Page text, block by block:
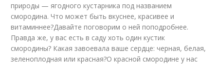
природы — ягодного кустарника под названием
смородина. Что может быть вкуснее, красивее и
витаминнее?Давайте поговорим о ней поподробнее.
Правда же, у вас есть в саду хоть один кустик
смородины? Какая завоевала ваше сердце: черная, белая,
зеленоплодная или красная?О красной смородине у нас